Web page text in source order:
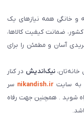
و خانگی همه نیازهای یک
ضمانت کیفیت کالاها،
آسان و مطمئن را برای
خانه‌تان،نیک‌اندیش در کنار
به سایت nikandish.ir سر
شوید . همچنین جهت رفاه